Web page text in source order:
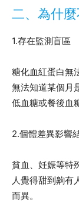
二、為什
1.存在監測盲區
糖化血紅蛋白無
無法知道某個月
低血糖或餐後血
2.個體差異影響
貧血、妊娠等特
人覺得甜到齁有
而異。